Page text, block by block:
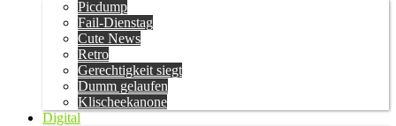
Picdump
Fail-Dienstag
Cute News
Retro
Gerechtigkeit siegt
Dumm gelaufen
Klischeekanone
Digital